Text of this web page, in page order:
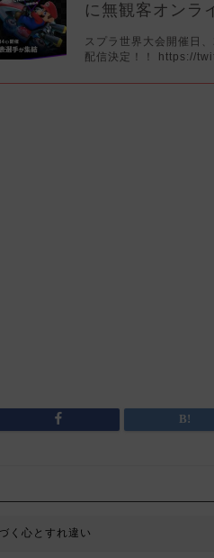
に無観客オンラ
スプラ世界大会開催日
配信決定！！ https://
く心とすれ違い